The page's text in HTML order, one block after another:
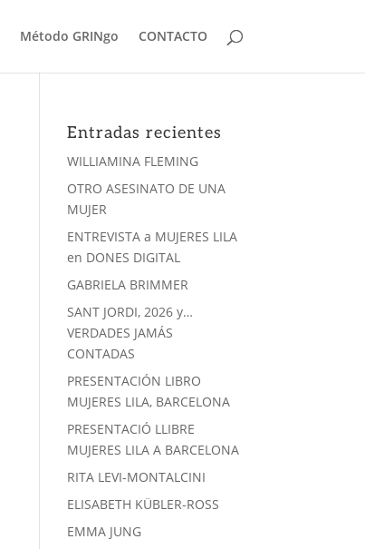
Método GRINgo CONTACTO
Entradas recientes
WILLIAMINA FLEMING
OTRO ASESINATO DE UNA
MUJER
ENTREVISTA a MUJERES LILA
en DONES DIGITAL
GABRIELA BRIMMER
SANT JORDI, 2026 y…
VERDADES JAMÁS
CONTADAS
PRESENTACIÓN LIBRO
MUJERES LILA, BARCELONA
PRESENTACIÓ LLIBRE
MUJERES LILA A BARCELONA
RITA LEVI-MONTALCINI
ELISABETH KÜBLER-ROSS
EMMA JUNG